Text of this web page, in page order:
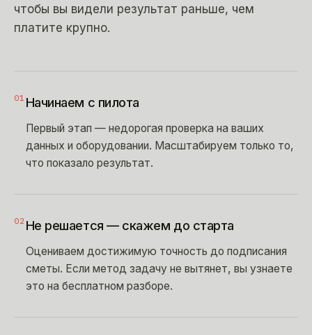
чтобы вы видели результат раньше, чем
платите крупно.
01 Начинаем с пилота
Первый этап — недорогая проверка на ваших
данных и оборудовании. Масштабируем только то,
что показало результат.
02 Не решается — скажем до старта
Оцениваем достижимую точность до подписания
сметы. Если метод задачу не вытянет, вы узнаете
это на бесплатном разборе.